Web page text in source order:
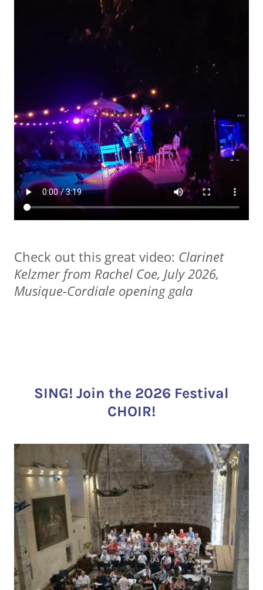
Check out this great video: Clarinet
Kelzmer from Rachel Coe, July 2026,
Musique-Cordiale opening gala
SING! Join the 2026 Festival
CHOIR!